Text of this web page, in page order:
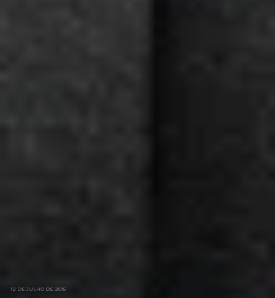
12 DE JULHO DE 2015